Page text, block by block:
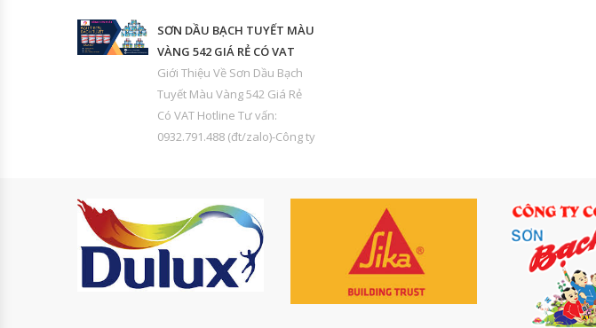
SƠN DẦU BẠCH TUYẾT MÀU
VÀNG 542 GIÁ RẺ CÓ VAT
Giới Thiệu Về Sơn Dầu Bạch
Tuyết Màu Vàng 542 Giá Rẻ
Có VAT Hotline Tư vấn:
0932.791.488 (đt/zalo)-Công ty